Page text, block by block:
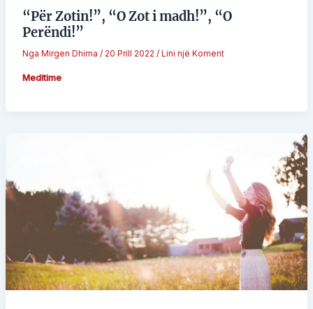
“Për Zotin!”, “O Zot i madh!”, “O
Perëndi!”
Nga Mirgen Dhima / 20 Prill 2022 / Lini një Koment
Meditime